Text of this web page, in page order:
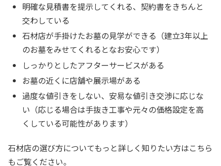
明確な見積書を提示してくれる、契約書をきちんと
交わしている
石材店が手掛けたお墓の見学ができる（建立3年以上
のお墓をみせてくれるとなお安心です）
しっかりとしたアフターサービスがある
お墓の近くに店舗や展示場がある
過度な値引きをしない、安易な値引き交渉に応じな
い（応じる場合は手抜き工事や元々の価格設定を高
くしている可能性があります）
石材店の選び方についてもっと詳しく知りたい方はこちら
もご覧ください。